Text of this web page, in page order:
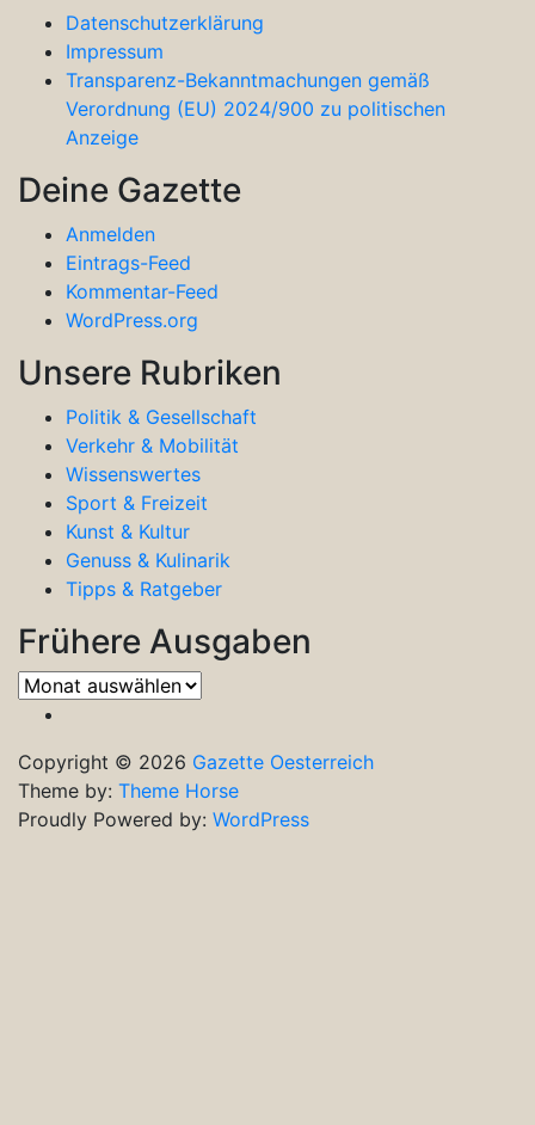
Datenschutzerklärung
Impressum
Transparenz-Bekanntmachungen gemäß
Verordnung (EU) 2024/900 zu politischen
Anzeige
Deine Gazette
Anmelden
Eintrags-Feed
Kommentar-Feed
WordPress.org
Unsere Rubriken
Politik & Gesellschaft
Verkehr & Mobilität
Wissenswertes
Sport & Freizeit
Kunst & Kultur
Genuss & Kulinarik
Tipps & Ratgeber
Frühere Ausgaben
Frühere
Ausgaben
Copyright © 2026 Gazette Oesterreich
Theme by: Theme Horse
Proudly Powered by: WordPress